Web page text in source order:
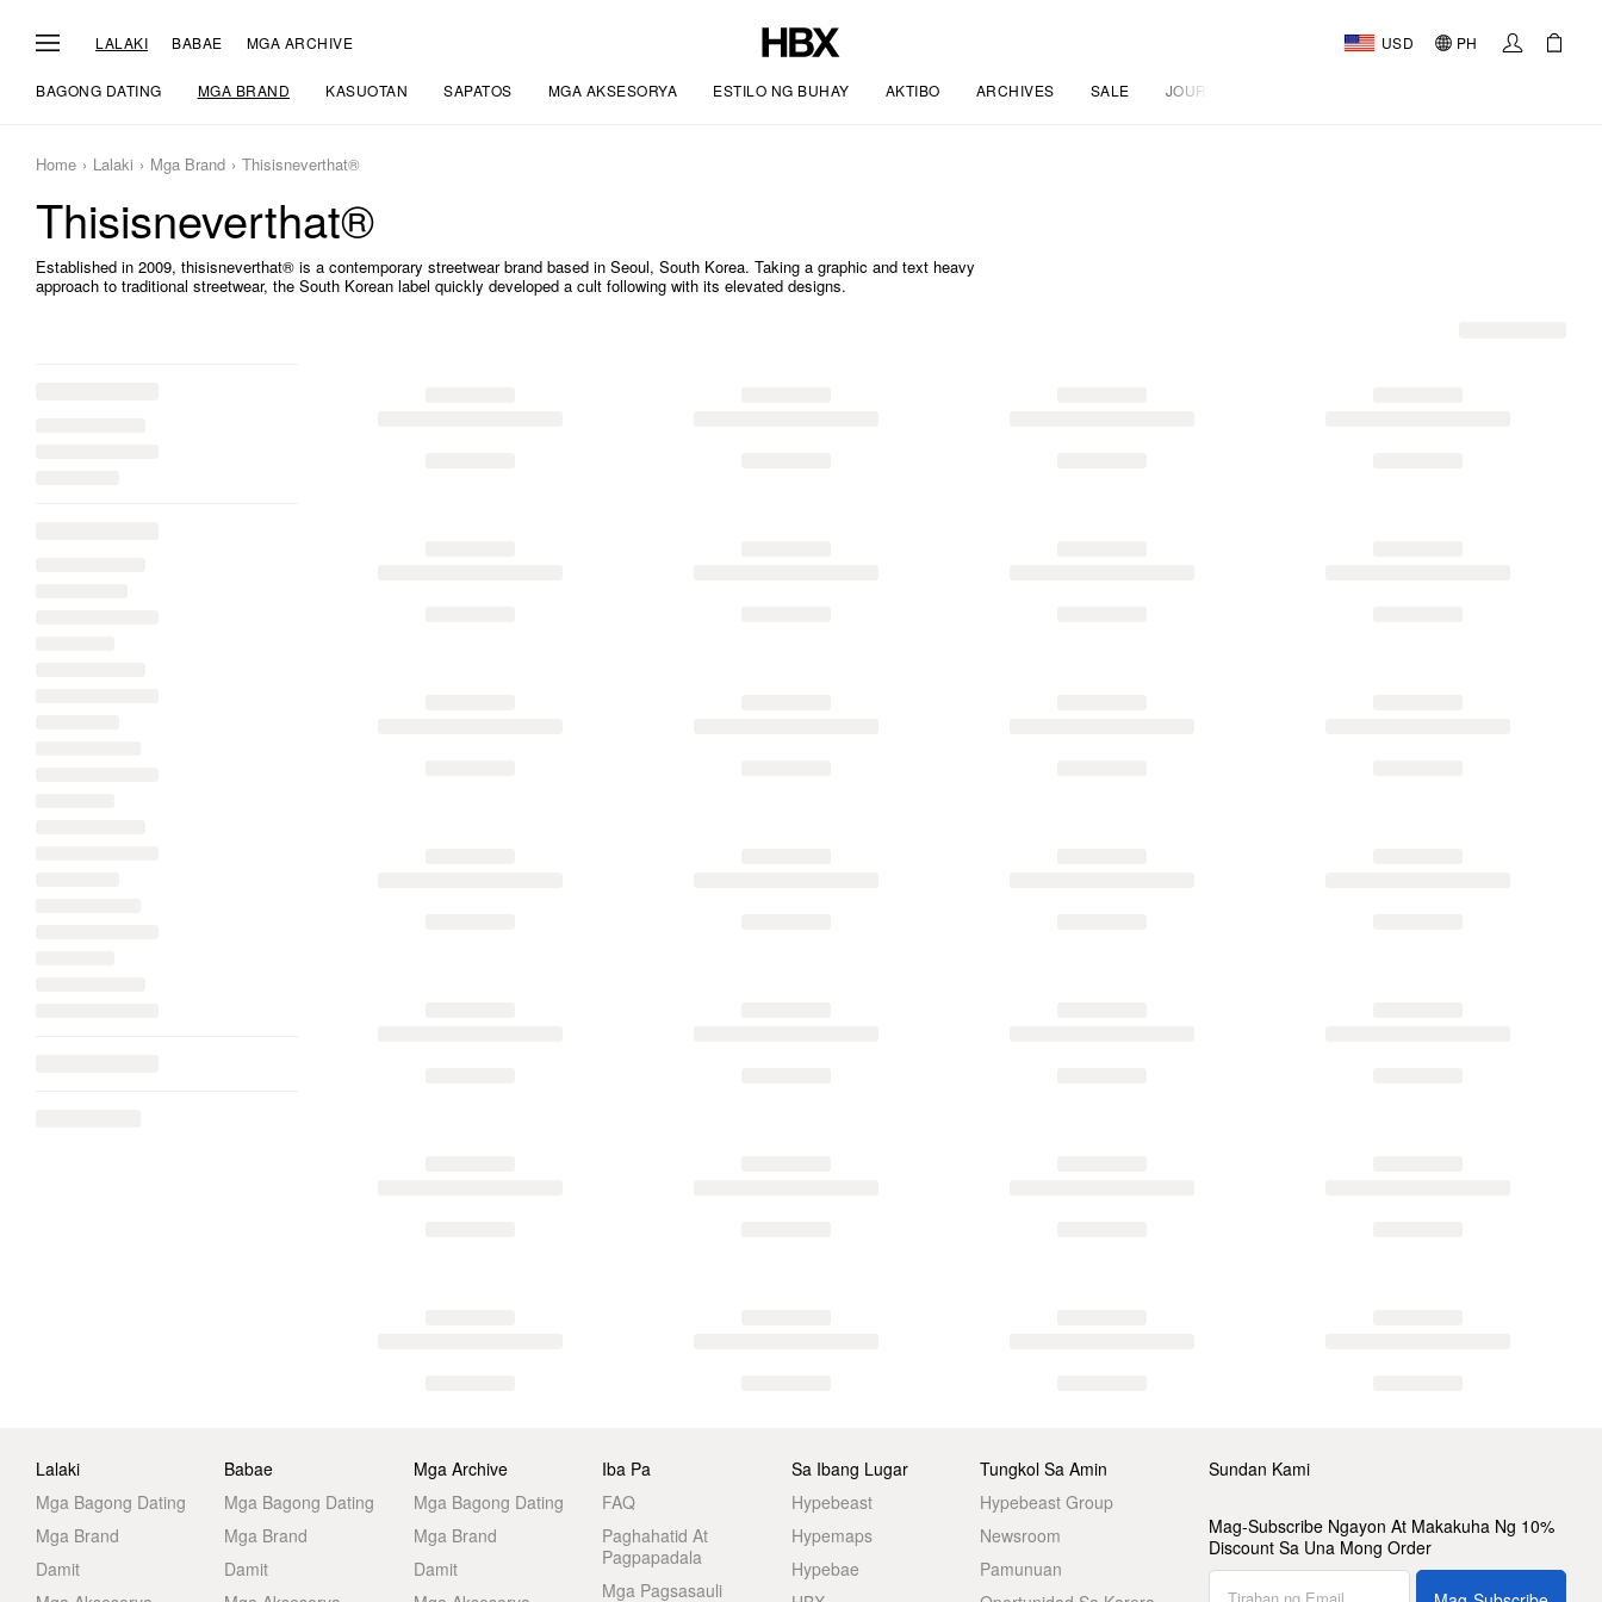
LALAKI BABAE MGA ARCHIVE USD PH
BAGONG DATING MGA BRAND KASUOTAN SAPATOS MGA AKSESORYA ESTILO NG BUHAY AKTIBO ARCHIVES SALE JOURNAL
Home Lalaki Mga Brand Thisisneverthat®
Thisisneverthat®
Established in 2009, thisisneverthat® is a contemporary streetwear brand based in Seoul, South Korea. Taking a graphic and text heavy
approach to traditional streetwear, the South Korean label quickly developed a cult following with its elevated designs.
Lalaki
Mga Bagong Dating
Mga Brand
Damit
Babae
Mga Bagong Dating
Mga Brand
Damit
Mga Archive
Mga Bagong Dating
Mga Brand
Damit
Iba Pa
FAQ
Paghahatid At
Pagpapadala
Mga Pagsasauli
Sa Ibang Lugar
Hypebeast
Hypemaps
Hypebae
Tungkol Sa Amin
Hypebeast Group
Newsroom
Pamunuan
Sundan Kami
Mag-Subscribe Ngayon At Makakuha Ng 10%
Discount Sa Una Mong Order